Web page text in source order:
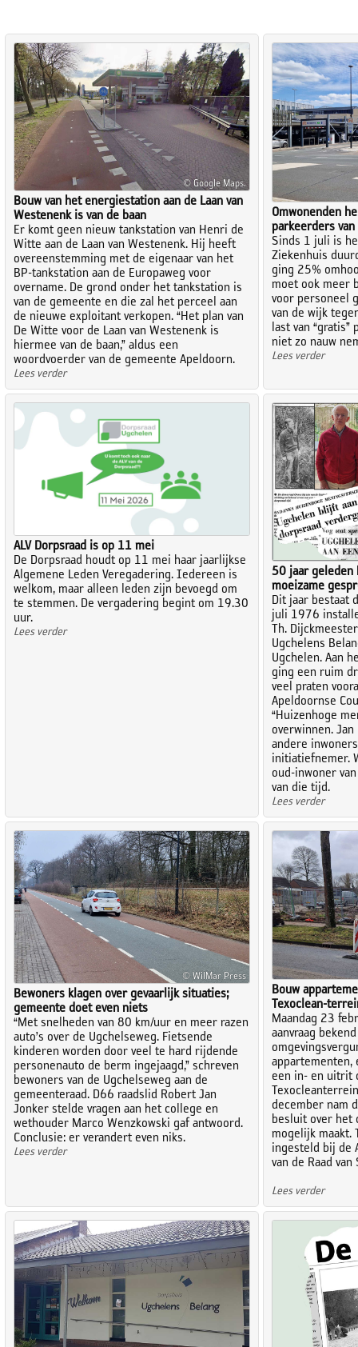
© Google Maps.
Bouw van het energiestation aan de Laan van
Westenenk is van de baan
Er komt geen nieuw tankstation van Henri de
Witte aan de Laan van Westenenk. Hij heeft
overeenstemming met de eigenaar van het
BP-tankstation aan de Europaweg voor
overname. De grond onder het tankstation is
van de gemeente en die zal het perceel aan
de nieuwe exploitant verkopen. “Het plan van
De Witte voor de Laan van Westenenk is
hiermee van de baan,” aldus een
woordvoerder van de gemeente Apeldoorn.
Lees verder
Omwonenden
parkeerders
Sinds 1 juli is
Ziekenhuis
ging 25%
moet ook meer
voor personeel
van de wijk
last van
niet zo nauw
Lees verder
ALV Dorpsraad is op 11 mei
De Dorpsraad houdt op 11 mei haar jaarlijkse
Algemene Leden Veregadering. Iedereen is
welkom, maar alleen leden zijn bevoegd om
te stemmen. De vergadering begint om 19.30
uur.
Lees verder
50 jaar geleden
moeizame
Dit jaar bestaat
juli 1976
Th.
Ugchelens
Ugchelen. Aan
ging een ruim
veel praten
Apeldoornse
“Huizenhoge
overwinnen. Jan
andere
initiatiefnemer.
oud-inwoner
van die tijd.
Lees verder
© WilMar Press
Bewoners klagen over gevaarlijk situaties;
gemeente doet even niets
“Met snelheden van 80 km/uur en meer razen
auto’s over de Ugchelseweg. Fietsende
kinderen worden door veel te hard rijdende
personenauto de berm ingejaagd,” schreven
bewoners van de Ugchelseweg aan de
gemeenteraad. D66 raadslid Robert Jan
Jonker stelde vragen aan het college en
wethouder Marco Wenzkowski gaf antwoord.
Conclusie: er verandert even niks.
Lees verder
Bouw
Texoclean-
Maandag 23
aanvraag
appartementen,
een in- en uitrit
december nam
besluit over het
mogelijk maakt.
ingesteld bij de
van de Raad van
Lees verder